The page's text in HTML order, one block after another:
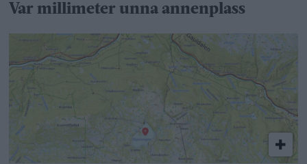
Var millimeter unna annenplass